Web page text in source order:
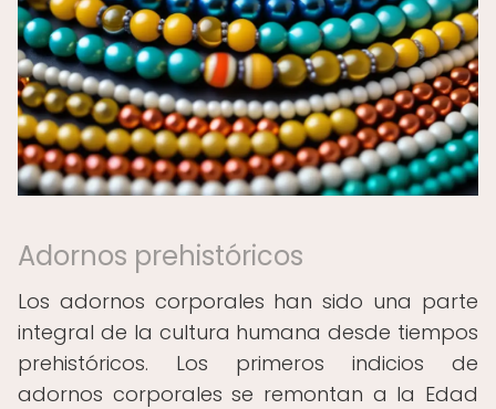
Adornos prehistóricos
Los adornos corporales han sido una parte
integral de la cultura humana desde tiempos
prehistóricos. Los primeros indicios de
adornos corporales se remontan a la Edad